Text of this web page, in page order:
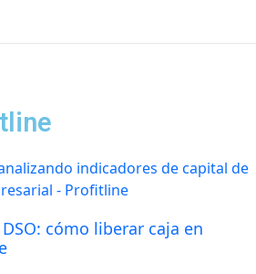
cómo liberar caja en